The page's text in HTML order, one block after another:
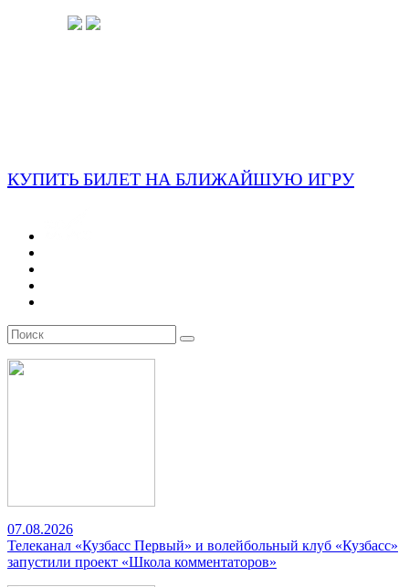
КУПИТЬ БИЛЕТ НА БЛИЖАЙШУЮ ИГРУ
07.08.2026
Телеканал «Кузбасс Первый» и волейбольный клуб «Кузбасс»
запустили проект «Школа комментаторов»